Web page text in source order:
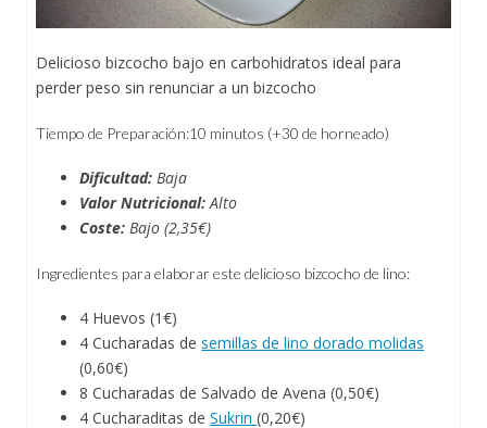
Delicioso bizcocho bajo en carbohidratos ideal para
perder peso sin renunciar a un bizcocho
Tiempo de Preparación:10 minutos (+30 de horneado)
Dificultad: Baja
Valor Nutricional:Alto
Coste: Bajo (2,35€)
Ingredientes para elaborar este delicioso bizcocho de lino:
4 Huevos (1€)
4 Cucharadas desemillas de lino dorado molidas
(0,60€)
8 Cucharadas de Salvado de Avena (0,50€)
4 Cucharaditas deSukrin(0,20€)